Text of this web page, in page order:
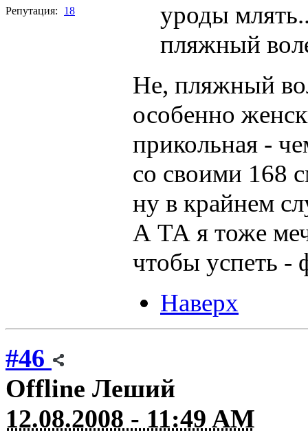
Репутация: 18
уроды
пляжный
Не, пляжный
особенно
прикольная -
со своими 168
ну в крайнем
А ТА я тоже
чтобы успеть -
Наверх
#46
Offline Леший
12.08.2008 - 11:49 AM